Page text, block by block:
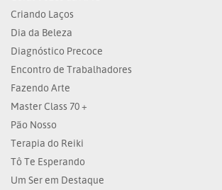
Criando Laços
Dia da Beleza
Diagnóstico Precoce
Encontro de Trabalhadores
Fazendo Arte
Master Class 70 +
Pão Nosso
Terapia do Reiki
Tô Te Esperando
Um Ser em Destaque